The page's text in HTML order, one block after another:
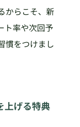
からこそ、新
ト率や次回予
慣をつけまし
上げる特典